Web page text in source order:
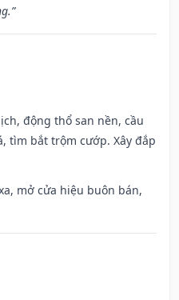
động thổ san nền, cầu
tìm bắt trộm cướp. Xây đắp
mở cửa hiệu buôn bán,